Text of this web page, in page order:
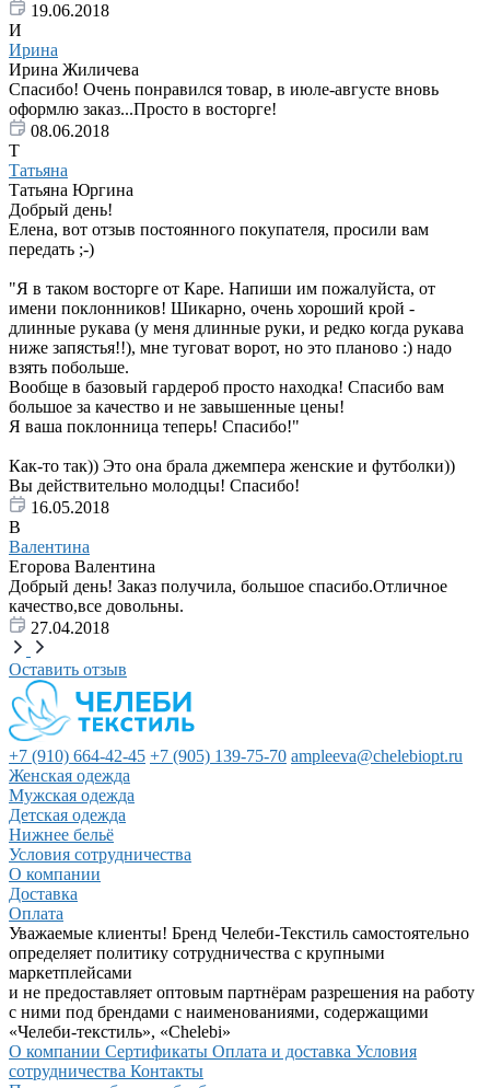
19.06.2018
И
Ирина
Ирина Жиличева
Спасибо! Очень понравился товар, в июле-августе вновь
оформлю заказ...Просто в восторге!
08.06.2018
Т
Татьяна
Татьяна Юргина
Добрый день!
Елена, вот отзыв постоянного покупателя, просили вам
передать ;-)
"Я в таком восторге от Каре. Напиши им пожалуйста, от
имени поклонников! Шикарно, очень хороший крой -
длинные рукава (у меня длинные руки, и редко когда рукава
ниже запястья!!), мне туговат ворот, но это планово :) надо
взять побольше.
Вообще в базовый гардероб просто находка! Спасибо вам
большое за качество и не завышенные цены!
Я ваша поклонница теперь! Спасибо!"
Как-то так)) Это она брала джемпера женские и футболки))
Вы действительно молодцы! Спасибо!
16.05.2018
В
Валентина
Егорова Валентина
Добрый день! Заказ получила, большое спасибо.Отличное
качество,все довольны.
27.04.2018
Оставить отзыв
+7 (910) 664-42-45 +7 (905) 139-75-70 ampleeva@chelebiopt.ru
Женская одежда
Мужская одежда
Детская одежда
Нижнее бельё
Условия сотрудничества
О компании
Доставка
Оплата
Уважаемые клиенты! Бренд Челеби-Текстиль самостоятельно
определяет политику сотрудничества с крупными
маркетплейсами
и не предоставляет оптовым партнёрам разрешения на работу
с ними под брендами с наименованиями, содержащими
«Челеби-текстиль», «Chelebi»
О компании Сертификаты Оплата и доставка Условия
сотрудничества Контакты